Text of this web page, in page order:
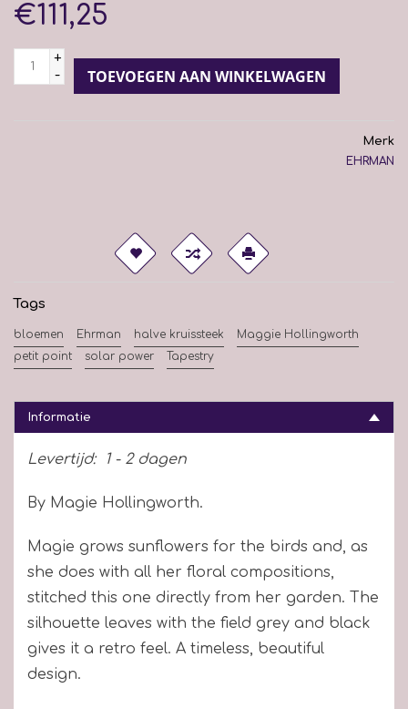
€111,25
+
-
TOEVOEGEN AAN WINKELWAGEN
Merk
EHRMAN
Tags
bloemen Ehrman halve kruissteek
Maggie Hollingworth
petit point
solar power Tapestry
Informatie
Levertijd: 1 - 2 dagen
By Magie Hollingworth.
Magie grows sunflowers for the birds and, as
she does with all her floral compositions,
stitched this one directly from her garden. The
silhouette leaves with the field grey and black
gives it a retro feel. A timeless, beautiful
design.